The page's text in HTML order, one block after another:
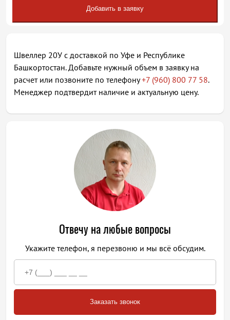
Добавить в заявку
Швеллер 20У с доставкой по Уфе и Республике
Башкортостан. Добавьте нужный объем в заявку на
расчет или позвоните по телефону+7 (960) 800 77 58.
Менеджер подтвердит наличие и актуальную цену.
Отвечу на любые вопросы
Укажите телефон, я перезвоню и мы всё обсудим.